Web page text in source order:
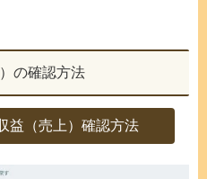
の確認方法
益（売上）確認方法